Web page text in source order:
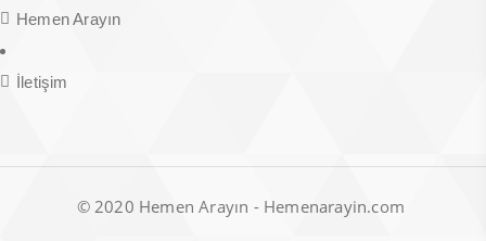
Hemen Arayın
İletişim
© 2020 Hemen Arayın - Hemenarayin.com